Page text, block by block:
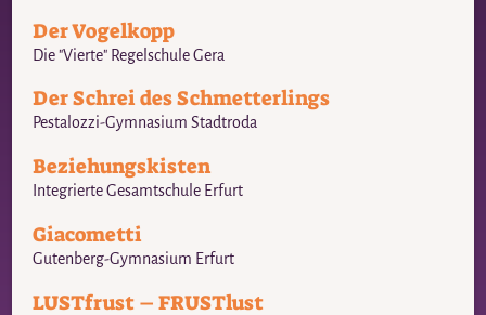
Der Vogelkopp
Die "Vierte" Regelschule Gera
Der Schrei des Schmetterlings
Pestalozzi-Gymnasium Stadtroda
Beziehungskisten
Integrierte Gesamtschule Erfurt
Giacometti
Gutenberg-Gymnasium Erfurt
LUSTfrust – FRUSTlust